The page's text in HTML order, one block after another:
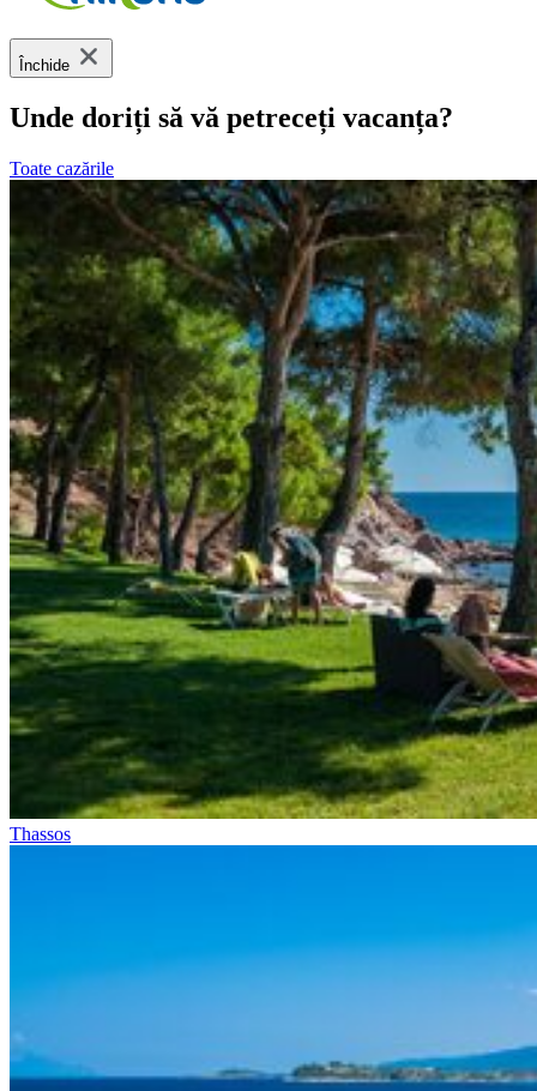
Închide
Unde doriți să vă petreceți vacanța?
Toate cazările
Thassos